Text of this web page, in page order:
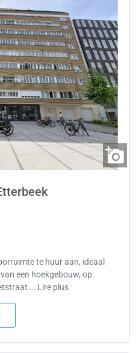
te huur aan, ideaal
een hoekgebouw, op
Lire plus